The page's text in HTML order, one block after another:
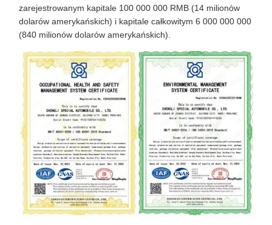
zarejestrowanym kapitale 100 000 000 RMB (14 milionów
dolarów amerykańskich) i kapitale całkowitym 6 000 000 000
(840 milionów dolarów amerykańskich).